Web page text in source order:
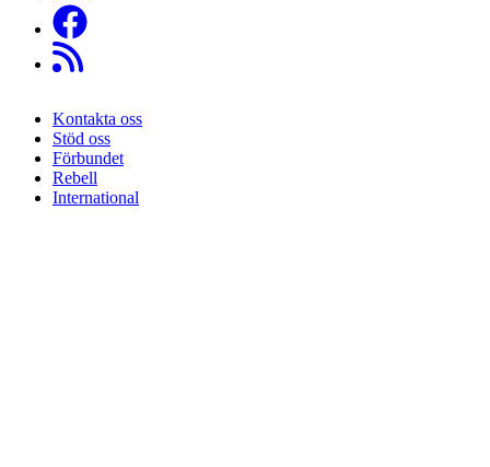
Sidfot
Kontakta oss
Stöd oss
Förbundet
Rebell
International